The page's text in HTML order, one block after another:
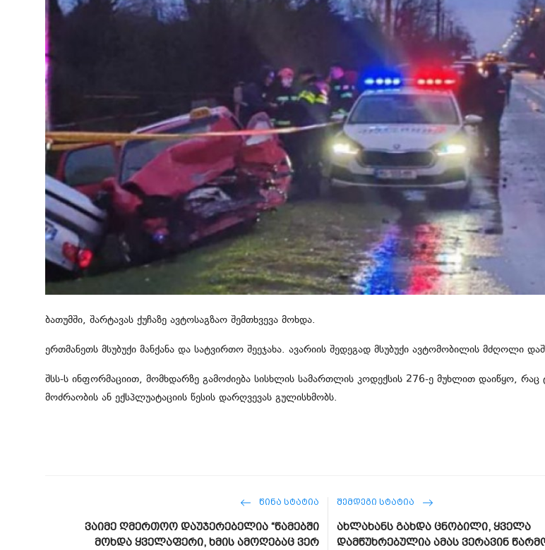
ყვითელი პრესა
საკითხავი
ბათუმში, შარტავას ქუჩაზე ავტოსაგზაო შემთხვევა მოხდა.
ერთმანეთს მსუბუქი მანქანა და სატვირთო შეეჯახა. ავარიის შედეგად მსუბუქი ავტომობილის მძღოლი
შსს-ს ინფორმაციით, მომხდარზე გამოძიება სისხლის სამართლის კოდექსის 276-ე მუხლით დაიწყო, რაც
მოძრაობის ან ექსპლუატაციის წესის დარღვევას გულისხმობს.
ᲬᲘᲜᲐ ᲡᲢᲐᲢᲘᲐ
ვაიმე ღმერთოო დაუჯერებელია “წამებში
მოხდა ყველაფერი, ხმის ამოღებაც ვერ
ᲨᲔᲛᲓᲔᲒᲘ ᲡᲢᲐᲢᲘᲐ
ახლახანს გახდა ცნობილი, ყველა
დამწუხრებულია ამას ვერავინ